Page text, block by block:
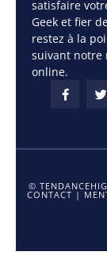
satisfaire
Geek et fier
restez à la
suivant notre
online.
©
CONTACT |